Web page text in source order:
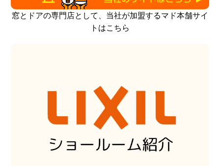
窓とドアの専門店として、当社が加盟するマド本舗サイ
トはこちら